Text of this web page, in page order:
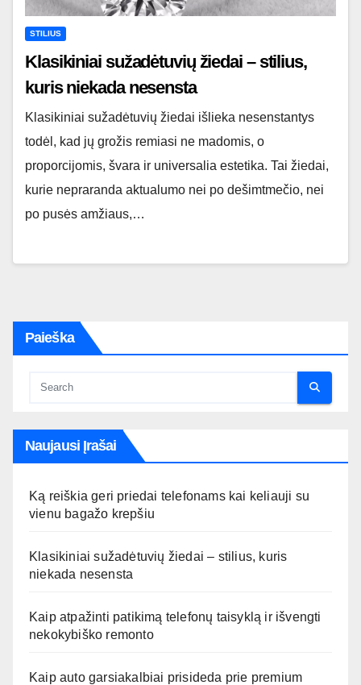
STILIUS
Klasikiniai sužadėtuvių žiedai – stilius,
kuris niekada nesensta
Klasikiniai sužadėtuvių žiedai išlieka nesenstantys
todėl, kad jų grožis remiasi ne madomis, o
proporcijomis, švara ir universalia estetika. Tai žiedai,
kurie nepraranda aktualumo nei po dešimtmečio, nei
po pusės amžiaus,…
Paieška
Naujausi Įrašai
Ką reiškia geri priedai telefonams kai keliauji su
vienu bagažo krepšiu
Klasikiniai sužadėtuvių žiedai – stilius, kuris
niekada nesensta
Kaip atpažinti patikimą telefonų taisyklą ir išvengti
nekokybiško remonto
Kaip auto garsiakalbiai prisideda prie premium